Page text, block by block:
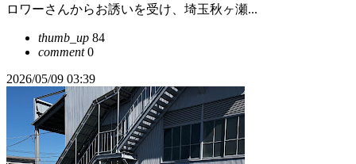
ロワーさんからお誘いを受け、埼玉秋ヶ瀬...
thumb_up 84
comment0
2026/05/09 03:39